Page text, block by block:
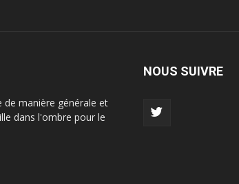
manière générale et
dans l'ombre pour le
NOUS SUIVRE